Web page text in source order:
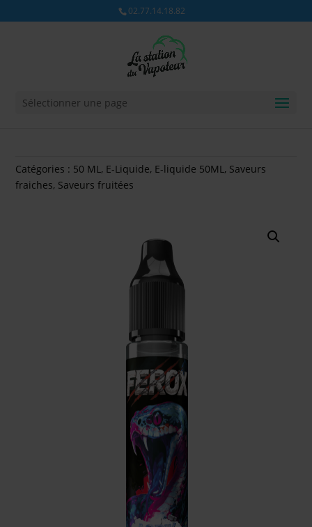
02.77.14.18.82
Sélectionner une page
Catégories : 50 ML, E-Liquide, E-liquide 50ML, Saveurs
fraiches, Saveurs fruitées